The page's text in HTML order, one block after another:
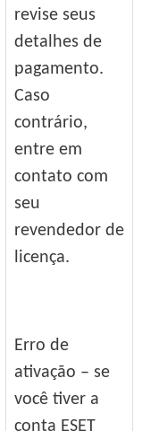
revise seus
detalhes de
pagamento.
Caso
contrário,
entre em
contato com
seu
revendedor de
licença.
Erro de
ativação – se
você tiver a
conta ESET